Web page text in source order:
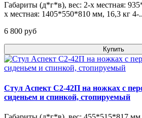
Габариты (д*г*в), вес: 2-х местная:
х местная: 1405*550*810 мм, 16,3 кг 4-..
6 800 pуб
Купить
Стул Аспект С2-42П на ножках с
сиденьем и спинкой, стопируемый